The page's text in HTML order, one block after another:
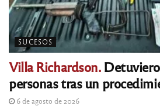
SUCESOS
Villa Richardson.
personas tras un
6 de agosto de 2026